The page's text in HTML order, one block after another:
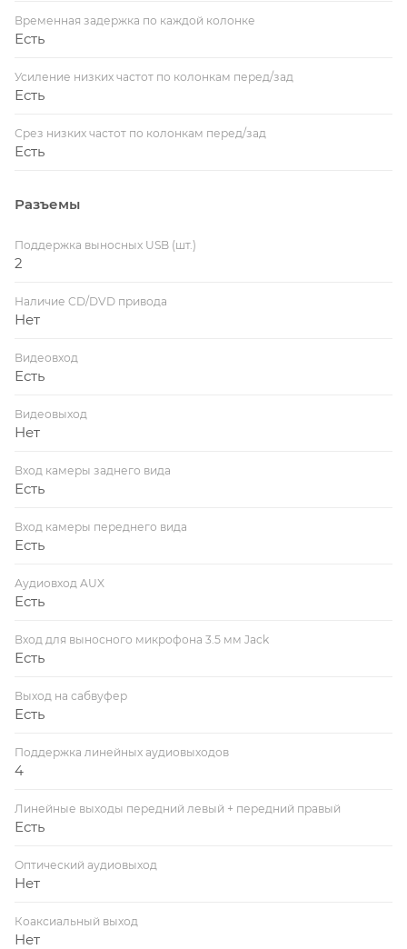
Временная задержка по каждой колонке
Есть
Усиление низких частот по колонкам перед/зад
Есть
Срез низких частот по колонкам перед/зад
Есть
Разъемы
Поддержка выносных USB (шт.)
2
Наличие CD/DVD привода
Нет
Видеовход
Есть
Видеовыход
Нет
Вход камеры заднего вида
Есть
Вход камеры переднего вида
Есть
Аудиовход AUX
Есть
Вход для выносного микрофона 3.5 мм Jack
Есть
Выход на сабвуфер
Есть
Поддержка линейных аудиовыходов
4
Линейные выходы передний левый + передний правый
Есть
Оптический аудиовыход
Нет
Коаксиальный выход
Нет